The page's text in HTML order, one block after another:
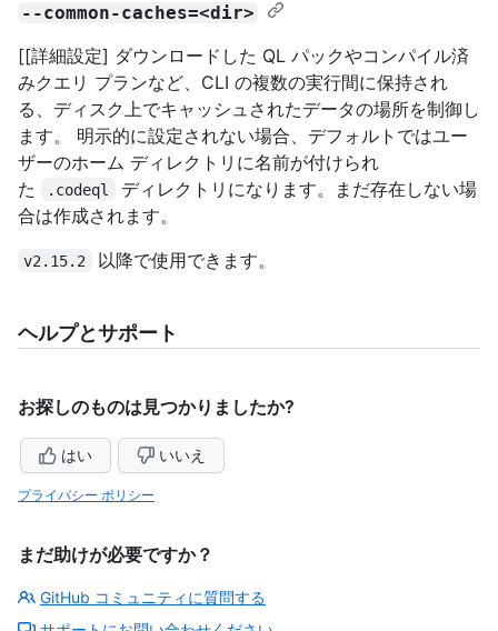
--common-caches=<dir>
[[詳細設定] ダウンロードした QL パックやコンパイル済
みクエリ プランなど、CLI の複数の実行間に保持され
る、ディスク上でキャッシュされたデータの場所を制御し
ます。 明示的に設定されない場合、デフォルトではユー
ザーのホーム ディレクトリに名前が付けられ
た
.codeql
ディレクトリになります。まだ存在しない場
合は作成されます。
v2.15.2 以降で使用できます。
ヘルプとサポート
お探しのものは見つかりましたか?
はい いいえ
プライバシー ポリシー
まだ助けが必要ですか？
GitHub コミュニティに質問する